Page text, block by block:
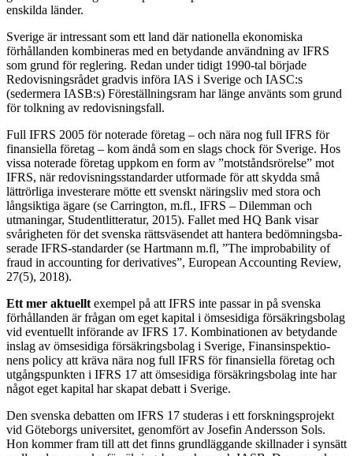
enskilda länder.
Sverige är intressant som ett land där nationella eko­nomiska
förhållanden kombineras med en betydande användning av IFRS
som grund för reglering. Redan under tidigt 1990-tal började
Redovisningsrådet grad­vis införa IAS i Sverige och IASC:s
(sedermera IASB:s) Föreställningsram har länge använts som grund
för tolkning av redovisningsfall.
Full IFRS 2005 för noterade företag – och nära nog full IFRS för
finansiella företag – kom ändå som en slags chock för Sverige. Hos
vissa noterade företag uppkom en form av ”motståndsrörelse” mot
IFRS, när redovisningsstandarder utformade för att skydda små
lättrörliga investerare mötte ett svenskt näringsliv med stora och
långsiktiga ägare (se Carrington, m.fl., IFRS – Dilemman och
utmaningar, Studentlitteratur, 2015). Fallet med HQ Bank visar
svårigheten för det svenska rättsväsendet att hantera bedömningsba­
serade IFRS-standarder (se Hartmann m.fl, ”The improbability of
fraud in accounting for derivatives”, European Accounting Review,
27(5), 2018).
Ett mer aktuellt exempel på att IFRS inte passar in på svenska
förhållanden är frågan om eget kapital i ömsesidiga försäkringsbolag
vid eventuellt införande av IFRS 17. Kombinationen av betydande
inslag av öm­sesidiga försäkringsbolag i Sverige, Finansinspektio­
nens policy att kräva nära nog full IFRS för finansiella företag och
utgångspunkten i IFRS 17 att ömsesidiga försäkringsbolag inte har
något eget kapital har ska­pat debatt i Sverige.
Den svenska debatten om IFRS 17 studeras i ett forskningsprojekt
vid Göteborgs universitet, genom­fört av Josefin Andersson Sols.
Hon kommer fram till att det finns grundläggande skillnader i synsätt